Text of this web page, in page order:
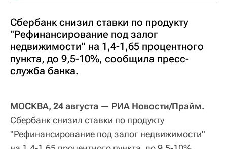
Сбербанк снизил ставки по продукту
"Рефинансирование под залог
недвижимости" на 1,4-1,65 процентного
пункта, до 9,5-10%, сообщила пресс-
служба банка.
МОСКВА, 24 августа — РИА Новости/Прайм.
Сбербанк снизил ставки по продукту
"Рефинансирование под залог недвижимости"